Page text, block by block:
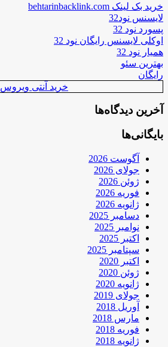
خرید بک لینک behtarinbacklink.com
لایسنس نود32
پسورد نود 32
اوکلی لایسنس رایگان نود 32
همیار نود 32
بهترین سئو
رایگان
خرید آنتی ویروس
آخرین دیدگاه‌ها
بایگانی‌ها
آگوست 2026
جولای 2026
ژوئن 2026
فوریه 2026
ژانویه 2026
دسامبر 2025
نوامبر 2025
اکتبر 2025
سپتامبر 2025
اکتبر 2020
ژوئن 2020
ژانویه 2020
جولای 2019
آوریل 2018
مارس 2018
فوریه 2018
ژانویه 2018